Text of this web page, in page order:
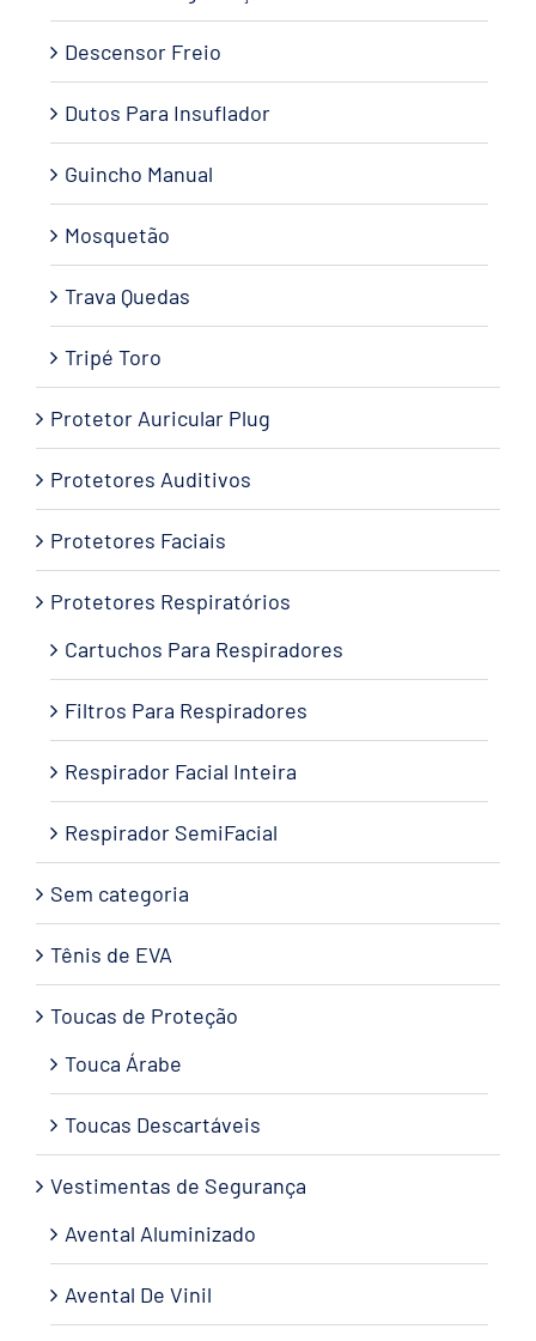
Descensor Freio
Dutos Para Insuflador
Guincho Manual
Mosquetão
Trava Quedas
Tripé Toro
Protetor Auricular Plug
Protetores Auditivos
Protetores Faciais
Protetores Respiratórios
Cartuchos Para Respiradores
Filtros Para Respiradores
Respirador Facial Inteira
Respirador SemiFacial
Sem categoria
Tênis de EVA
Toucas de Proteção
Touca Árabe
Toucas Descartáveis
Vestimentas de Segurança
Avental Aluminizado
Avental De Vinil